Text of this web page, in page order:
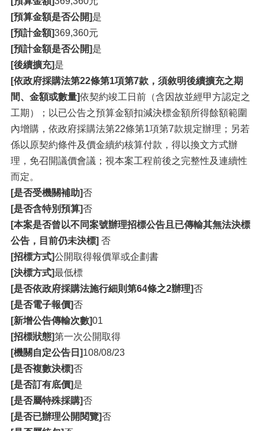
[預算金額是否公開]是
[預計金額]369,360元
[預計金額是否公開]是
[後續擴充]是
[依政府採購法第22條第1項第7款，須敘明後續擴充之期
間、金額或數量]依契約竣工日前（含因故並經甲方認定之
工期）；以已公告之預算金額扣減決標金額所得餘額範圍
內增購，依政府採購法第22條第1項第7款規定辦理；另若
係以原契約條件及價金續約核算付款，得以換文方式辦
理，免召開議價會議；視本案工程前後之完整性及連續性
而定。
[是否受機關補助]否
[是否含特別預算]否
[本案是否曾以不同案號辦理招標公告且已傳輸其無法決標
公告，目前仍未決標] 否
[招標方式]公開取得報價單或企劃書
[決標方式]最低標
[是否依政府採購法施行細則第64條之2辦理]否
[是否電子報價]否
[新增公告傳輸次數]01
[招標狀態]第一次公開取得
[機關自定公告日]108/08/23
[是否複數決標]否
[是否訂有底價]是
[是否屬特殊採購]否
[是否已辦理公開閱覽]否